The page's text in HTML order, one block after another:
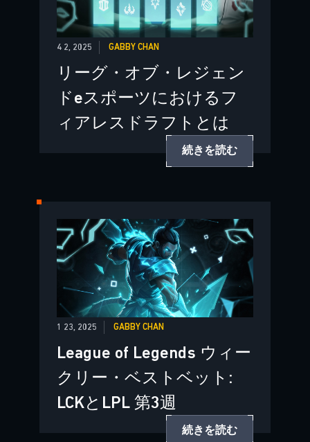
4 2, 2025 GABBY CHAN
リーグ・オブ・レジェン
ドeスポーツにおけるフ
ィアレスドラフトとは
続きを読む
1 23, 2025 GABBY CHAN
League of Legends ウィー
クリー・ベストベット:
LCKとLPL 第3週
続きを読む